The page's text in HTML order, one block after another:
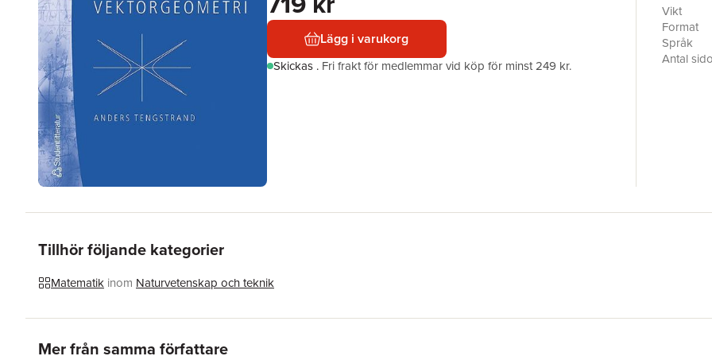
Lägg i varukorg
Skickas . Fri frakt för medlemmar vid köp för minst 249 kr.
vid
den
kan
beställas
Vikt
Format
Språk
Antal
Tillhör följande kategorier
Matematik inom Naturvetenskap och teknik
Mer från samma författare